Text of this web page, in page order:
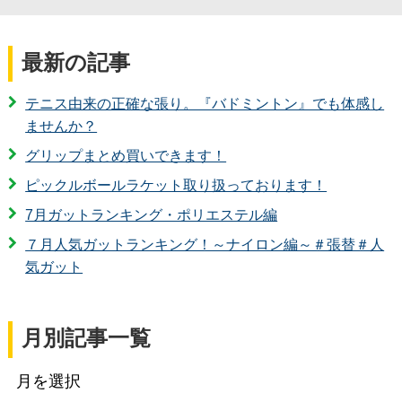
最新の記事
テニス由来の正確な張り。『バドミントン』でも体感し
ませんか？
グリップまとめ買いできます！
ピックルボールラケット取り扱っております！
7月ガットランキング・ポリエステル編
７月人気ガットランキング！～ナイロン編～＃張替＃人
気ガット
月別記事一覧